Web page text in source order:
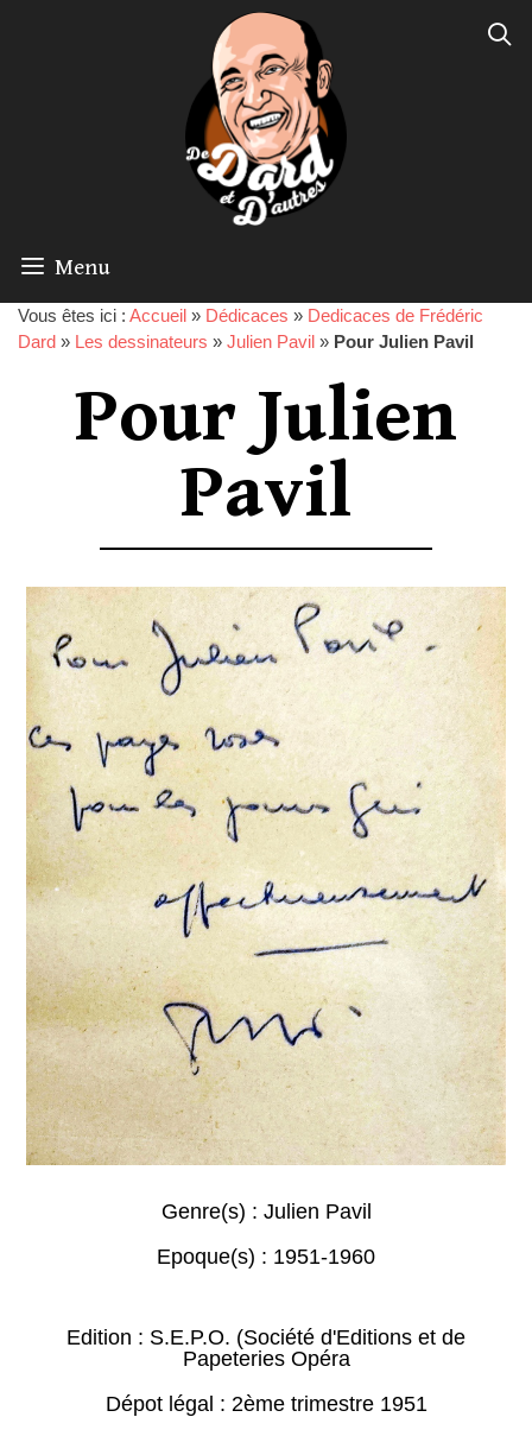
Menu
Vous êtes ici : Accueil » Dédicaces » Dedicaces de Frédéric
Dard » Les dessinateurs » Julien Pavil » Pour Julien Pavil
Pour Julien
Pavil
Genre(s) : Julien Pavil
Epoque(s) : 1951-1960
Edition : S.E.P.O. (Société d'Editions et de
Papeteries Opéra
Dépot légal : 2ème trimestre 1951